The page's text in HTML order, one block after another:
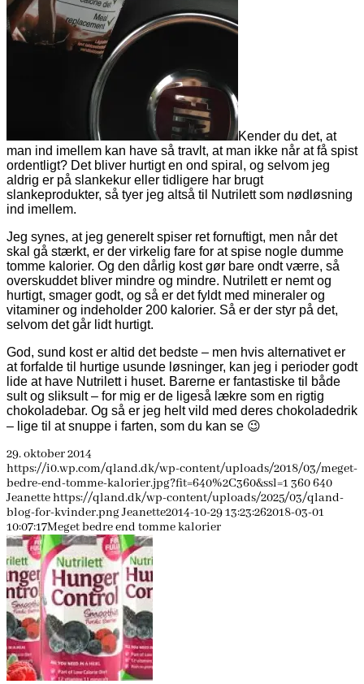
Kender du det, at
man ind imellem kan have så travlt, at man ikke når at få spist
ordentligt? Det bliver hurtigt en ond spiral, og selvom jeg
aldrig er på slankekur eller tidligere har brugt
slankeprodukter, så tyer jeg altså til Nutrilett som nødløsning
ind imellem.
Jeg synes, at jeg generelt spiser ret fornuftigt, men når det
skal gå stærkt, er der virkelig fare for at spise nogle dumme
tomme kalorier. Og den dårlig kost gør bare ondt værre, så
overskuddet bliver mindre og mindre. Nutrilett er nemt og
hurtigt, smager godt, og så er det fyldt med mineraler og
vitaminer og indeholder 200 kalorier. Så er der styr på det,
selvom det går lidt hurtigt.
God, sund kost er altid det bedste – men hvis alternativet er
at forfalde til hurtige usunde løsninger, kan jeg i perioder godt
lide at have Nutrilett i huset. Barerne er fantastiske til både
sult og sliksult – for mig er de ligeså lækre som en rigtig
chokoladebar. Og så er jeg helt vild med deres chokoladedrik
– lige til at snuppe i farten, som du kan se 😉
29. oktober 2014
https://i0.wp.com/qland.dk/wp-content/uploads/2018/03/meget-
bedre-end-tomme-kalorier.jpg?fit=640%2C360&ssl=1 360640
Jeanettehttps://qland.dk/wp-content/uploads/2025/03/qland-
blog-for-kvinder.pngJeanette2014-10-29 13:23:262018-03-01
10:07:17Meget bedre end tomme kalorier